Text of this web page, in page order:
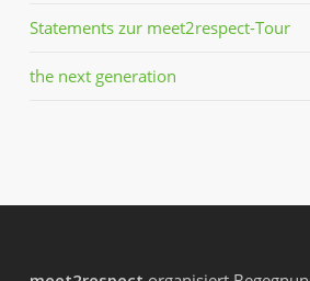
Statements zur meet2respect-Tour
the next generation